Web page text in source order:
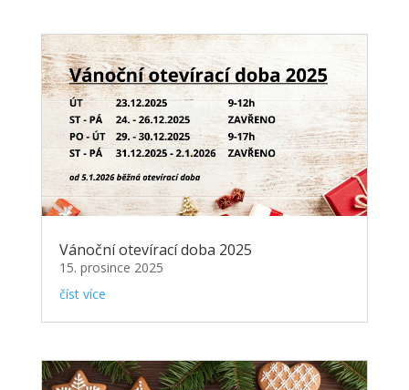
Vánoční otevírací doba 2025
15. prosince 2025
číst více